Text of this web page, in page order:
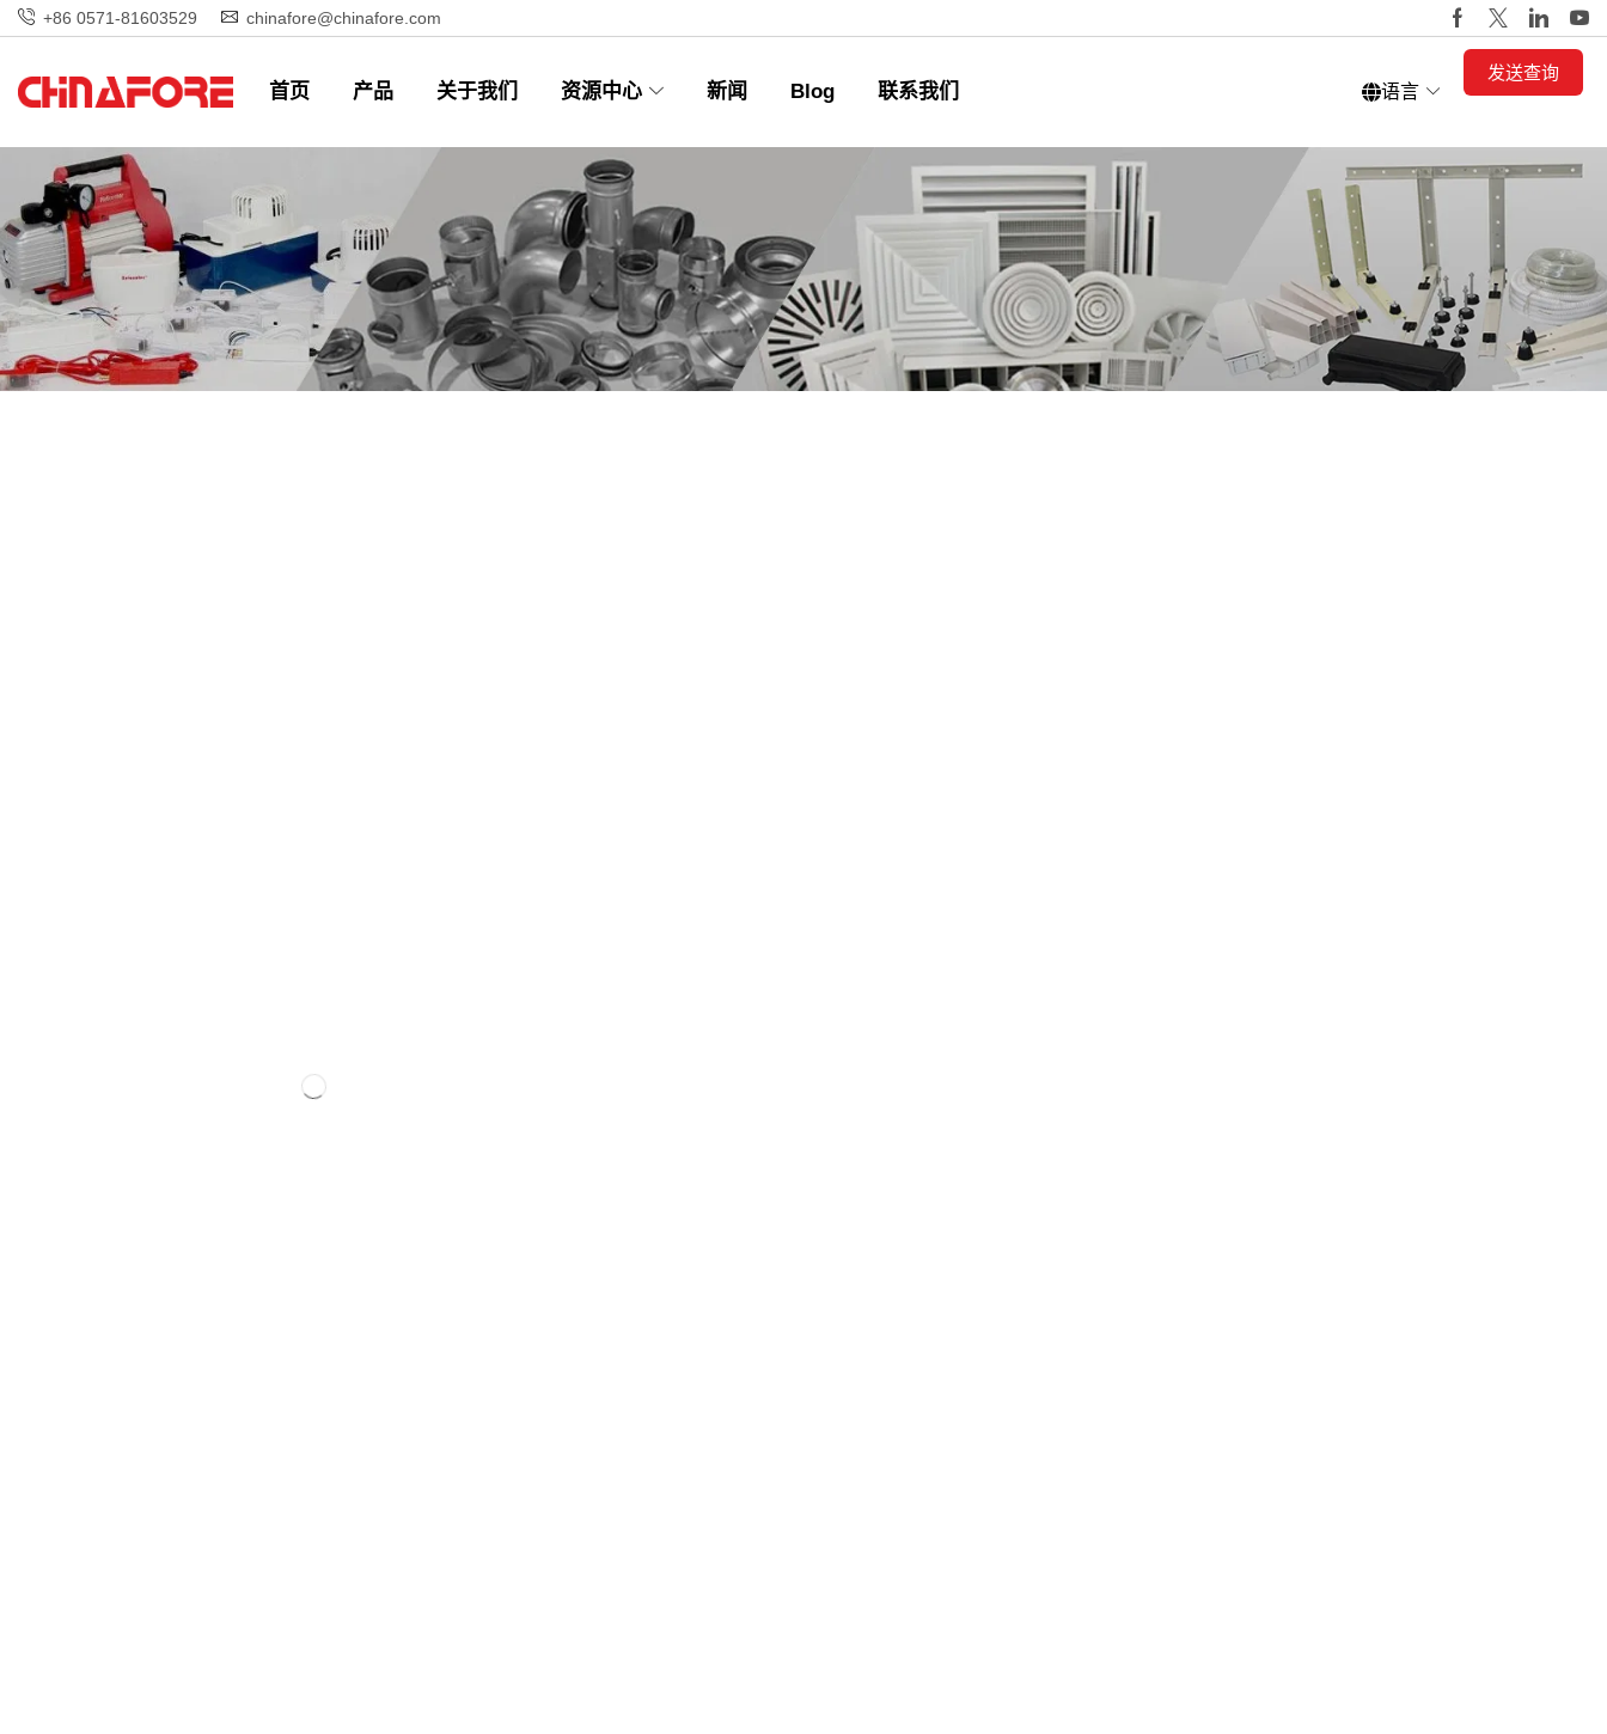
+86 0571-81603529 chinafore@chinafore.com
首页 产品 关于我们 资源中心 新闻 Blog 联系我们 语言
发送查询